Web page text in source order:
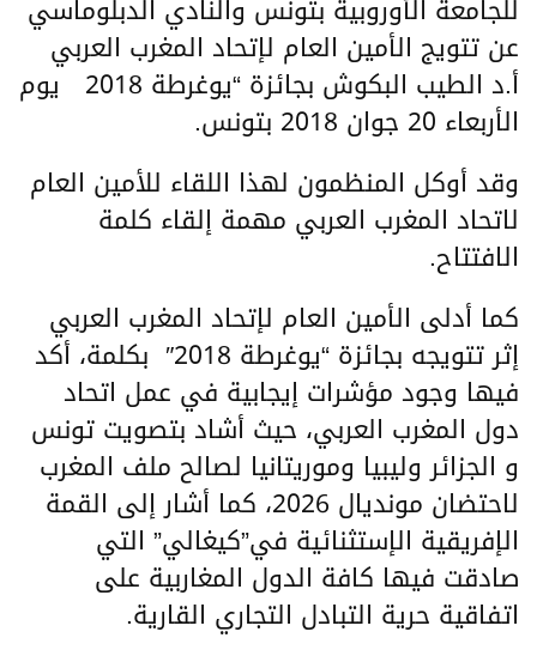
للجامعة الأوروبية بتونس والنادي الدبلوماسي
عن تتويج الأمين العام لإتحاد المغرب العربي
أ.د الطيب البكوش بجائزة “يوغرطة 2018 يوم
الأربعاء 20 جوان 2018 بتونس.
وقد أوكل المنظمون لهذا اللقاء للأمين العام
لاتحاد المغرب العربي مهمة إلقاء كلمة
الافتتاح.
كما أدلى الأمين العام لإتحاد المغرب العربي
إثر تتويجه بجائزة “يوغرطة 2018″ بكلمة، أكد
فيها وجود مؤشرات إيجابية في عمل اتحاد
دول المغرب العربي، حيث أشاد بتصويت تونس
و الجزائر وليبيا وموريتانيا لصالح ملف المغرب
لاحتضان مونديال 2026، كما أشار إلى القمة
الإفريقية الإستثنائية في”كيغالي” التي
صادقت فيها كافة الدول المغاربية على
اتفاقية حرية التبادل التجاري القارية.